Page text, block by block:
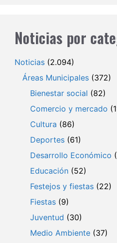
Noticias por
Noticias (2.094)
Áreas Municipales (372)
Bienestar social (82)
Comercio y mercado
Cultura (86)
Deportes (61)
Desarrollo Económico
Educación (52)
Festejos y fiestas (22)
Fiestas (9)
Juventud (30)
Medio Ambiente (37)